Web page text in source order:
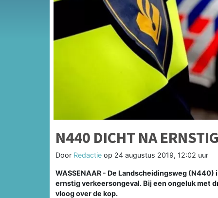
N440 DICHT NA
Door Redactie op 24 augustus 2019, 12:02 uur
WASSENAAR - De Landscheidingsweg
ernstig verkeersongeval. Bij een ongeluk met
vloog over de kop.